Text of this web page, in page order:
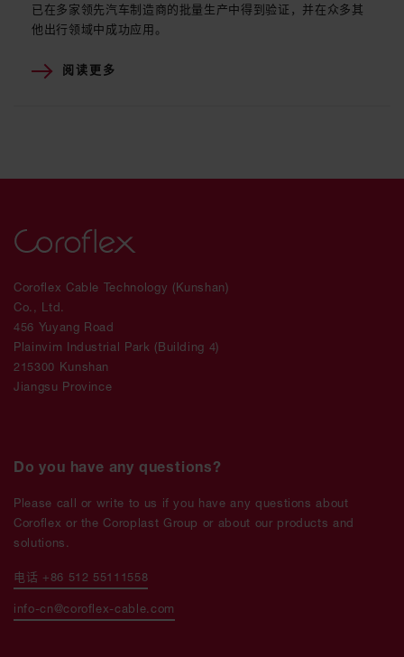
已在多家领先汽车制造商的批量生产中得到验证，并在众多其
他出行领域中成功应用。
阅读更多
Coroflex Cable Technology (Kunshan)
Co., Ltd.
456 Yuyang Road
Plainvim Industrial Park (Building 4)
215300 Kunshan
Jiangsu Province
Do you have any questions?
Please call or write to us if you have any questions about
Coroflex or the Coroplast Group or about our products and
solutions.
电话 +86 512 55111558
info-cn@coroflex-cable.com